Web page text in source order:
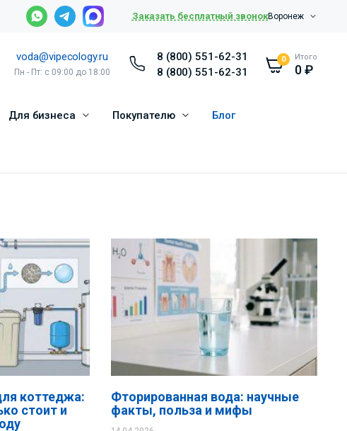
Заказать бесплатный звонокВоронеж
voda@vipecology.ru
Пн - Пт: с 09:00 до 18:00
8 (800) 551-62-31
8 (800) 551-62-31
0 Итого
0₽
Для бизнеса Покупателю Блог
коттеджа:
стоит и
Фторированная вода: научные
факты, польза и мифы